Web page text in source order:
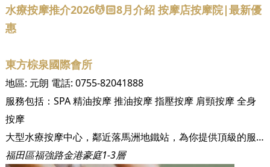
水療按摩推介2026💆🏻8月介紹 按摩店按摩院|最新優
惠
東方棕泉國際會所
地區: 元朗 電話: 0755-82041888
服務包括： SPA精油按摩推油按摩指壓按摩 肩頸按摩全身
按摩
大型水療按摩中心，鄰近落馬洲地鐵站，為你提供頂級的服務！
福田區福強路金港豪庭1-3層